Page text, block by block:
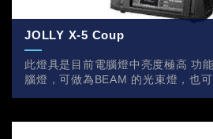
JOLLY X-5 Coup
此燈具是目前電腦燈中亮度極高 功
腦燈，可做為BEAM 的光束燈，也